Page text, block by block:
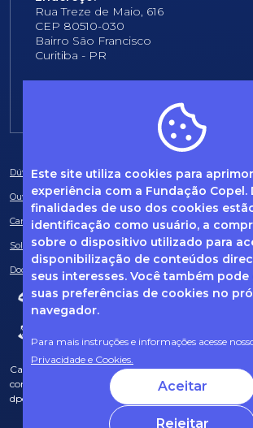
Este site utiliza cookies para
experiência com a Fundação Copel.
finalidades de uso dos cookies
identificação como usuário, a
sobre o dispositivo utilizado para
disponibilização de conteúdos
seus interesses. Você também
suas preferências de cookies no
navegador.
Para mais instruções e informações acesse
Privacidade e Cookies.
Aceitar
Rejeitar
Rua Treze de Maio, 616
CEP 80510-030
Bairro São Francisco
Curitiba - PR
Dúvidas frequentes
Ouvidoria
Canal de Denúncias
Solicitação de informações
Documentos obrigatórios
Caso tenha dúvidas sobre Privacidade de Dados e
contato com o nosso DPO (encarregado de dados)
dpo@fcopel.org.br